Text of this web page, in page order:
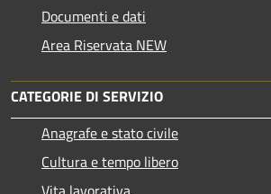
Documenti e dati
Area Riservata NEW
CATEGORIE DI SERVIZIO
Anagrafe e stato civile
Cultura e tempo libero